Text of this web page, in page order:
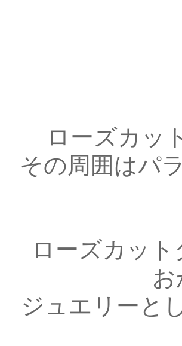
ローズカッ
その周囲はパ
ローズカッ
ジュエリーと